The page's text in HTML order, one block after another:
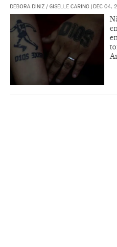
DEBORA DINIZ / GISELLE CARINO | DEC 04,